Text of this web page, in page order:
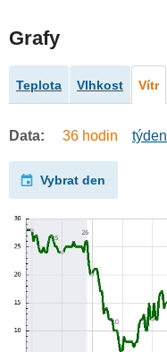
Grafy
Teplota Vlhkost Vítr
Data: 36 hodin týden
Vybrat den